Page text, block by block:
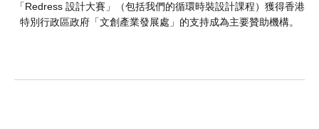
「Redress 設計大賽」（包括我們的循環時裝設計課程）獲得香港
特別行政區政府「文創產業發展處」的支持成為主要贊助機構。